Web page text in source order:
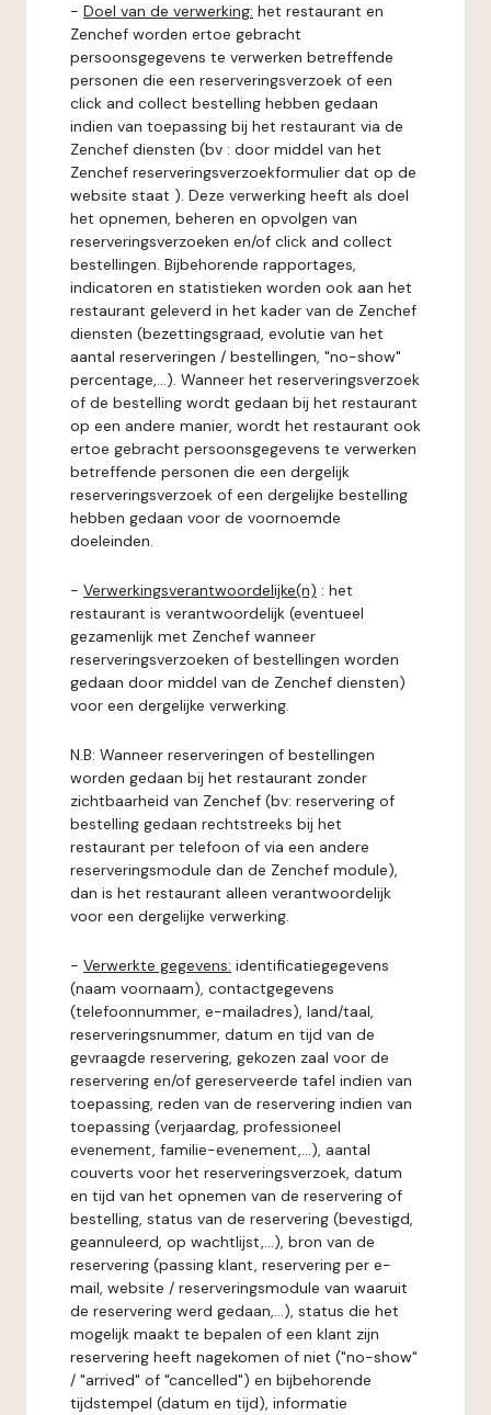
- Doel van de verwerking: het restaurant en
Zenchef worden ertoe gebracht
persoonsgegevens te verwerken betreffende
personen die een reserveringsverzoek of een
click and collect bestelling hebben gedaan
indien van toepassing bij het restaurant via de
Zenchef diensten (bv : door middel van het
Zenchef reserveringsverzoekformulier dat op de
website staat ). Deze verwerking heeft als doel
het opnemen, beheren en opvolgen van
reserveringsverzoeken en/of click and collect
bestellingen. Bijbehorende rapportages,
indicatoren en statistieken worden ook aan het
restaurant geleverd in het kader van de Zenchef
diensten (bezettingsgraad, evolutie van het
aantal reserveringen / bestellingen, "no-show"
percentage,...). Wanneer het reserveringsverzoek
of de bestelling wordt gedaan bij het restaurant
op een andere manier, wordt het restaurant ook
ertoe gebracht persoonsgegevens te verwerken
betreffende personen die een dergelijk
reserveringsverzoek of een dergelijke bestelling
hebben gedaan voor de voornoemde
doeleinden.
- Verwerkingsverantwoordelijke(n) : het
restaurant is verantwoordelijk (eventueel
gezamenlijk met Zenchef wanneer
reserveringsverzoeken of bestellingen worden
gedaan door middel van de Zenchef diensten)
voor een dergelijke verwerking.
N.B: Wanneer reserveringen of bestellingen
worden gedaan bij het restaurant zonder
zichtbaarheid van Zenchef (bv: reservering of
bestelling gedaan rechtstreeks bij het
restaurant per telefoon of via een andere
reserveringsmodule dan de Zenchef module),
dan is het restaurant alleen verantwoordelijk
voor een dergelijke verwerking.
- Verwerkte gegevens: identificatiegegevens
(naam voornaam), contactgegevens
(telefoonnummer, e-mailadres), land/taal,
reserveringsnummer, datum en tijd van de
gevraagde reservering, gekozen zaal voor de
reservering en/of gereserveerde tafel indien van
toepassing, reden van de reservering indien van
toepassing (verjaardag, professioneel
evenement, familie-evenement,...), aantal
couverts voor het reserveringsverzoek, datum
en tijd van het opnemen van de reservering of
bestelling, status van de reservering (bevestigd,
geannuleerd, op wachtlijst,...), bron van de
reservering (passing klant, reservering per e-
mail, website / reserveringsmodule van waaruit
de reservering werd gedaan,...), status die het
mogelijk maakt te bepalen of een klant zijn
reservering heeft nagekomen of niet ("no-show"
/ "arrived" of "cancelled") en bijbehorende
tijdstempel (datum en tijd), informatie